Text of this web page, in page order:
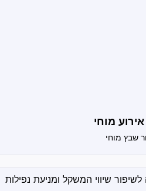
מוחי
שבץ מוחי